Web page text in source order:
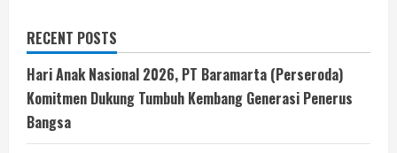
RECENT POSTS
Hari Anak Nasional 2026, PT Baramarta (Perseroda)
Komitmen Dukung Tumbuh Kembang Generasi Penerus
Bangsa